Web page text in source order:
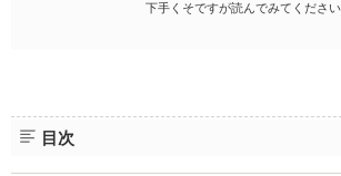
下手くそですが読んでみてください
目次